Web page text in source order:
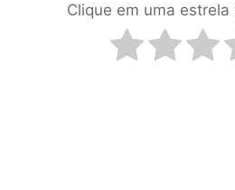
Clique em uma